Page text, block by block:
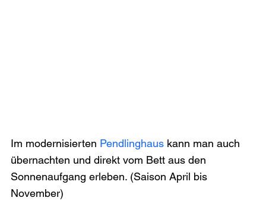
Im modernisierten Pendlinghaus kann man auch
übernachten und direkt vom Bett aus den
Sonnenaufgang erleben. (Saison April bis
November)